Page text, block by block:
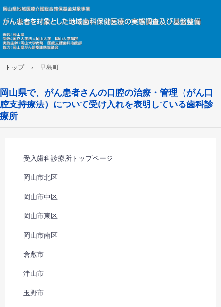
トップ › 早島町
岡山県で、がん患者さんの口腔の治療・管理（がん口
腔支持療法）について受け入れを表明している歯科診
療所
受入歯科診療所トップページ
岡山市北区
岡山市中区
岡山市東区
岡山市南区
倉敷市
津山市
玉野市